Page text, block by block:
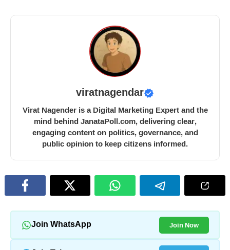
viratnagendar
Virat Nagender is a Digital Marketing Expert and the
mind behind JanataPoll.com, delivering clear,
engaging content on politics, governance, and
public opinion to keep citizens informed.
Join WhatsApp Join Now